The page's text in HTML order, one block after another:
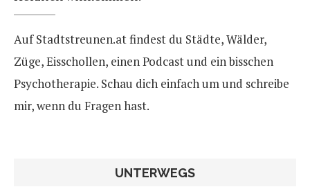
Auf Stadtstreunen.at findest du Städte, Wälder,
Züge, Eisschollen, einen Podcast und ein bisschen
Psychotherapie. Schau dich einfach um und schreibe
mir, wenn du Fragen hast.
UNTERWEGS